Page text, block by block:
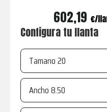
602,19 €
Configura tu llanta
Tamano
Ancho